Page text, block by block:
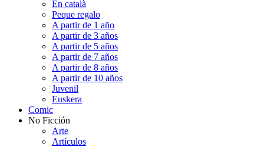
En català
Peque regalo
A partir de 1 año
A partir de 3 años
A partir de 5 años
A partir de 7 años
A partir de 8 años
A partir de 10 años
Juvenil
Euskera
Comic
No Ficción
Arte
Artículos